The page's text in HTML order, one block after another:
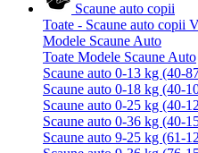
Scaune auto copii
Toate - Scaune auto copii
Modele Scaune Auto
Toate Modele Scaune Auto
Scaune auto 0-13 kg (40-
Scaune auto 0-18 kg (40-
Scaune auto 0-25 kg (40-
Scaune auto 0-36 kg (40-
Scaune auto 9-25 kg (61-